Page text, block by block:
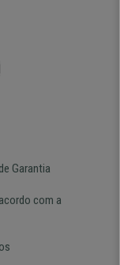
Garantia
com a